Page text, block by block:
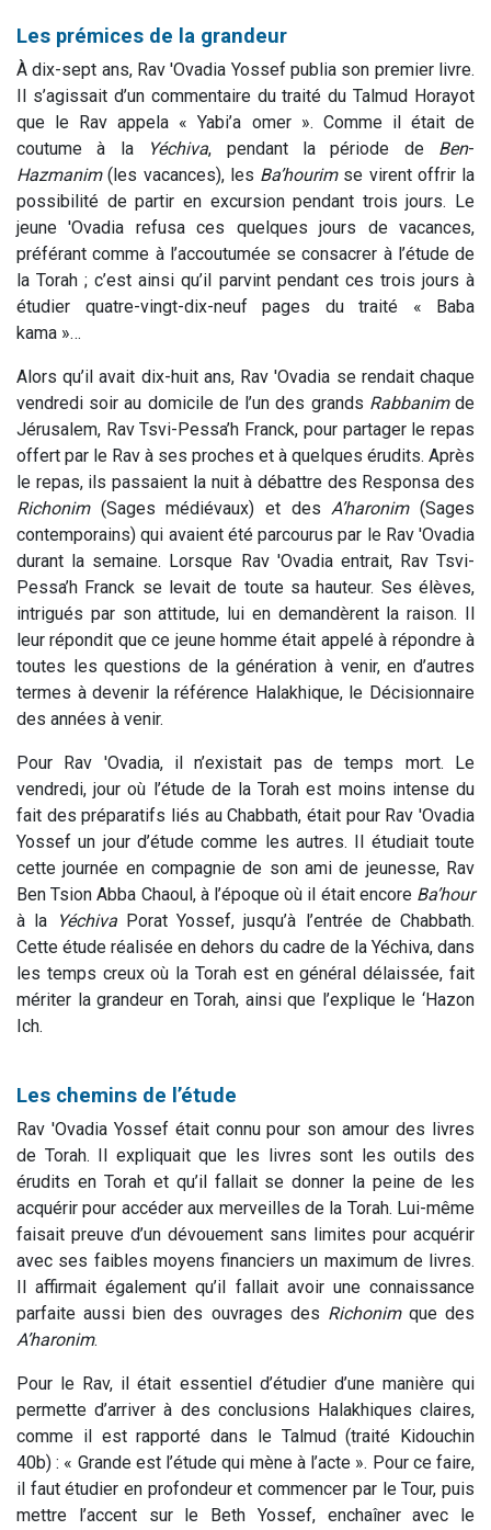
Les prémices de la grandeur
À dix-sept ans, Rav 'Ovadia Yossef publia son premier livre.
Il s’agissait d’un commentaire du traité du Talmud Horayot
que le Rav appela « Yabi’a omer ». Comme il était de
coutume à la
Yéchiva, pendant la période de Ben-
Hazmanim(les vacances), les Ba’hourimse virent offrir la
possibilité de partir en excursion pendant trois jours. Le
jeune 'Ovadia refusa ces quelques jours de vacances,
préférant comme à l’accoutumée se consacrer à l’étude de
la Torah ; c’est ainsi qu’il parvint pendant ces trois jours à
étudier quatre-vingt-dix-neuf pages du traité « Baba
kama »…
Alors qu’il avait dix-huit ans, Rav 'Ovadia se rendait chaque
vendredi soir au domicile de l’un des grands Rabbanimde
Jérusalem, Rav Tsvi-Pessa’h Franck, pour partager le repas
offert par le Rav à ses proches et à quelques érudits. Après
le repas, ils passaient la nuit à débattre des Responsa des
Richonim (Sages médiévaux) et desA’haronim(Sages
contemporains) qui avaient été parcourus par le Rav 'Ovadia
durant la semaine. Lorsque Rav 'Ovadia entrait, Rav Tsvi-
Pessa’h Franck se levait de toute sa hauteur. Ses élèves,
intrigués par son attitude, lui en demandèrent la raison. Il
leur répondit que ce jeune homme était appelé à répondre à
toutes les questions de la génération à venir, en d’autres
termes à devenir la référence Halakhique, le Décisionnaire
des années à venir.
Pour Rav 'Ovadia, il n’existait pas de temps mort. Le
vendredi, jour où l’étude de la Torah est moins intense du
fait des préparatifs liés au Chabbath, était pour Rav 'Ovadia
Yossef un jour d’étude comme les autres. Il étudiait toute
cette journée en compagnie de son ami de jeunesse, Rav
Ben Tsion Abba Chaoul, à l’époque où il était encore Ba’hour
à la
YéchivaPorat Yossef, jusqu’à l’entrée de Chabbath.
Cette étude réalisée en dehors du cadre de la Yéchiva, dans
les temps creux où la Torah est en général délaissée, fait
mériter la grandeur en Torah, ainsi que l’explique le ‘Hazon
Ich.
Les chemins de l’étude
Rav 'Ovadia Yossef était connu pour son amour des livres
de Torah. Il expliquait que les livres sont les outils des
érudits en Torah et qu’il fallait se donner la peine de les
acquérir pour accéder aux merveilles de la Torah. Lui-même
faisait preuve d’un dévouement sans limites pour acquérir
avec ses faibles moyens financiers un maximum de livres.
Il affirmait également qu’il fallait avoir une connaissance
parfaite aussi bien des ouvrages des Richonim que des
A’haronim.
Pour le Rav, il était essentiel d’étudier d’une manière qui
permette d’arriver à des conclusions Halakhiques claires,
comme il est rapporté dans le Talmud (traité Kidouchin
40b) : « Grande est l’étude qui mène à l’acte ». Pour ce faire,
il faut étudier en profondeur et commencer par le Tour, puis
mettre l’accent sur le Beth Yossef, enchaîner avec le